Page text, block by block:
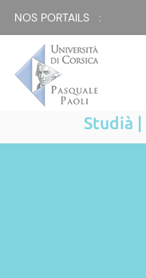
NOS PORTAILS :
Studià |